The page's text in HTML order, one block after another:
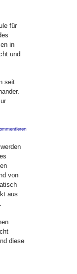
für
in
und
seit
von
aus
diese